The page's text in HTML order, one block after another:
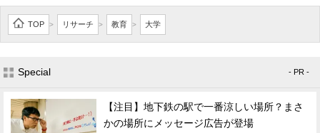
TOP > リサーチ > 教育 > 大学
Special - PR -
【注目】地下鉄の駅で一番涼しい場所？まさ
かの場所にメッセージ広告が登場